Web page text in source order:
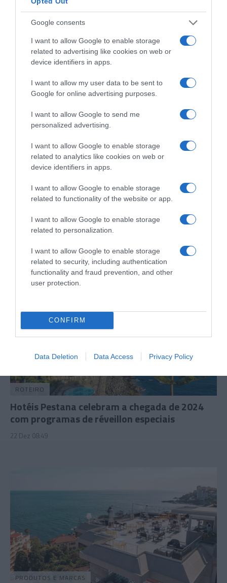
Google consents
I want to allow Google to enable storage
related to advertising like cookies on web or
device identifiers in apps.
I want to allow my user data to be sent to
Google for online advertising purposes.
I want to allow Google to send me
personalized advertising.
I want to allow Google to enable storage
related to analytics like cookies on web or
device identifiers in apps.
I want to allow Google to enable storage
related to functionality of the website or app.
I want to allow Google to enable storage
related to personalization.
I want to allow Google to enable storage
related to security, including authentication
functionality and fraud prevention, and other
user protection.
CONFIRM
Data Deletion Data Access Privacy Policy
ROTEIRO
Cordophonia promove "Cantigas da Festa"
14 Dez 10:18
PRODUTOS E MARCAS
Madeira Shopping promove cinco concertos na
semana que antecede o Natal
15 Dez 12:49
ROTEIRO
Hotéis Pestana celebram a chegada de 2024
com programas de réveillon especiais
22 Dez 08:49
PRODUTOS E MARCAS